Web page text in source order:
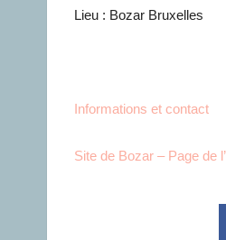
Lieu : Bozar Bruxelles
Informations et contact
Site de Bozar – Page de